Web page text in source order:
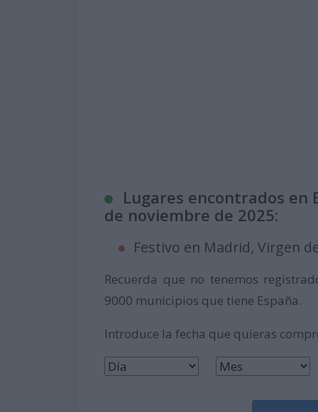
Lugares encontrados en
de noviembre de 2025:
Festivo en Madrid, Virgen
Recuerda que no tenemos
9000 municipios que tiene España.
Introduce la fecha que quieras